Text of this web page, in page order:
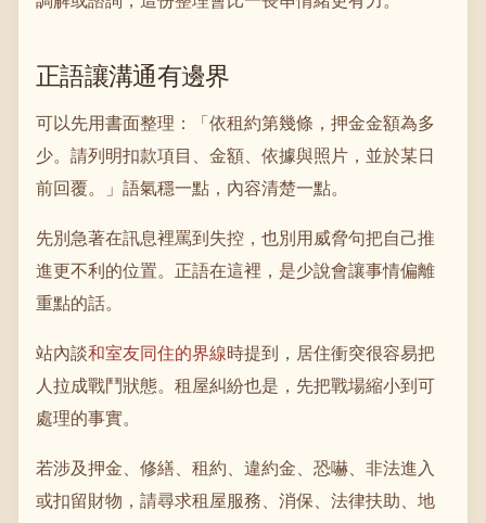
正語讓溝通有邊界
可以先用書面整理：「依租約第幾條，押金金額為多
少。請列明扣款項目、金額、依據與照片，並於某日
前回覆。」語氣穩一點，內容清楚一點。
先別急著在訊息裡罵到失控，也別用威脅句把自己推
進更不利的位置。正語在這裡，是少說會讓事情偏離
重點的話。
站內談和室友同住的界線時提到，居住衝突很容易把
人拉成戰鬥狀態。租屋糾紛也是，先把戰場縮小到可
處理的事實。
若涉及押金、修繕、租約、違約金、恐嚇、非法進入
或扣留財物，請尋求租屋服務、消保、法律扶助、地